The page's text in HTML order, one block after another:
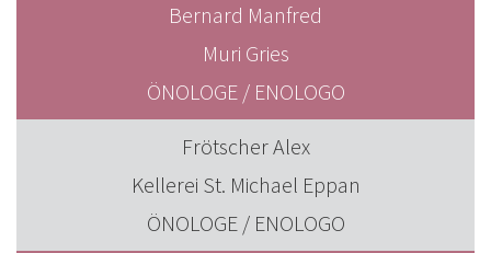
Bernard Manfred
Muri Gries
ÖNOLOGE / ENOLOGO
Frötscher Alex
Kellerei St. Michael Eppan
ÖNOLOGE / ENOLOGO